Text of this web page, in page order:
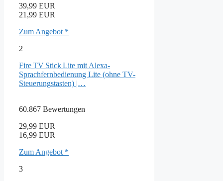
39,99 EUR
21,99 EUR
Zum Angebot *
2
Fire TV Stick Lite mit Alexa-
Sprachfernbedienung Lite (ohne TV-
Steuerungstasten) |…
60.867 Bewertungen
29,99 EUR
16,99 EUR
Zum Angebot *
3